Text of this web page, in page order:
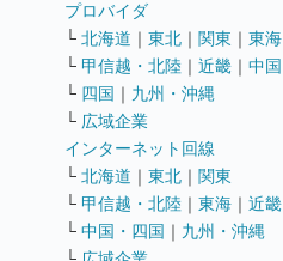
プロバイダ
└ 北海道 ｜ 東北 ｜ 関東 ｜ 東海
└ 甲信越・北陸 ｜ 近畿 ｜ 中国
└ 四国 ｜ 九州・沖縄
└ 広域企業
インターネット回線
└ 北海道 ｜ 東北 ｜ 関東
└ 甲信越・北陸 ｜ 東海 ｜ 近畿
└ 中国・四国 ｜ 九州・沖縄